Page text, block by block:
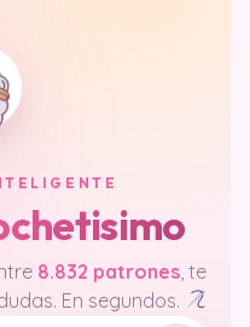
8.832 patrones , te
En segundos.